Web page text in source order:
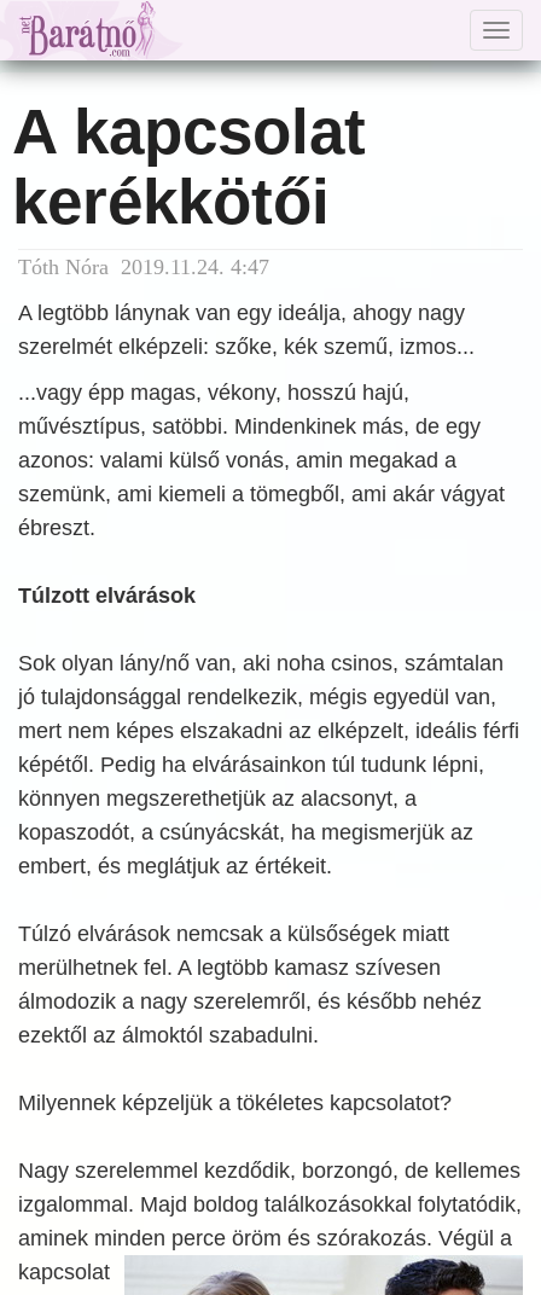
A kapcsolat
kerékkötői
Tóth Nóra 2019.11.24. 4:47
A legtöbb lánynak van egy ideálja, ahogy nagy
szerelmét elképzeli: szőke, kék szemű, izmos...
...vagy épp magas, vékony, hosszú hajú,
művésztípus, satöbbi. Mindenkinek más, de egy
azonos: valami külső vonás, amin megakad a
szemünk, ami kiemeli a tömegből, ami akár vágyat
ébreszt.
Túlzott elvárások
Sok olyan lány/nő van, aki noha csinos, számtalan
jó tulajdonsággal rendelkezik, mégis egyedül van,
mert nem képes elszakadni az elképzelt, ideális férfi
képétől. Pedig ha elvárásainkon túl tudunk lépni,
könnyen megszerethetjük az alacsonyt, a
kopaszodót, a csúnyácskát, ha megismerjük az
embert, és meglátjuk az értékeit.
Túlzó elvárások nemcsak a külsőségek miatt
merülhetnek fel. A legtöbb kamasz szívesen
álmodozik a nagy szerelemről, és később nehéz
ezektől az álmoktól szabadulni.
Milyennek képzeljük a tökéletes kapcsolatot?
Nagy szerelemmel kezdődik, borzongó, de kellemes
izgalommal. Majd boldog találkozásokkal folytatódik,
aminek minden perce öröm és szórakozás. Végül a
kapcsolat